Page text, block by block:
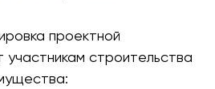
проектной
строительства